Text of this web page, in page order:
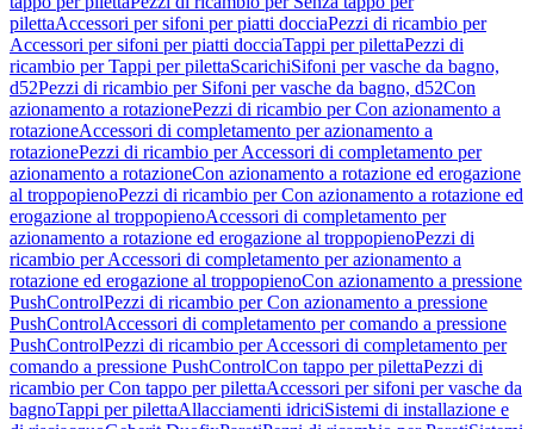
pilettaAccessori per sifoni per piatti docciaPezzi di ricambio per
Accessori per sifoni per piatti docciaTappi per pilettaPezzi di
ricambio per Tappi per pilettaScarichiSifoni per vasche da bagno,
d52Pezzi di ricambio per Sifoni per vasche da bagno, d52Con
azionamento a rotazionePezzi di ricambio per Con azionamento a
rotazioneAccessori di completamento per azionamento a
rotazionePezzi di ricambio per Accessori di completamento per
azionamento a rotazioneCon azionamento a rotazione ed erogazione
al troppopienoPezzi di ricambio per Con azionamento a rotazione ed
erogazione al troppopienoAccessori di completamento per
azionamento a rotazione ed erogazione al troppopienoPezzi di
ricambio per Accessori di completamento per azionamento a
rotazione ed erogazione al troppopienoCon azionamento a pressione
PushControlPezzi di ricambio per Con azionamento a pressione
PushControlAccessori di completamento per comando a pressione
PushControlPezzi di ricambio per Accessori di completamento per
comando a pressione PushControlCon tappo per pilettaPezzi di
ricambio per Con tappo per pilettaAccessori per sifoni per vasche da
bagnoTappi per pilettaAllacciamenti idriciSistemi di installazione e